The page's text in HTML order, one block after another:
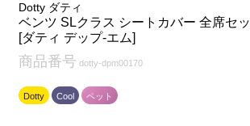
Dotty ダティ
ベンツ SLクラス シートカバー 全席セ
[ダティ デップ-エム]
商品番号 dotty-dpm00170
Dotty Cool ペット